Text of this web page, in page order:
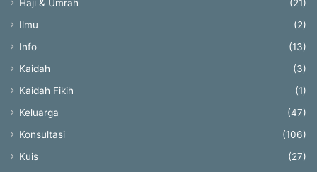
Haji & Umrah
(21)
Ilmu
(2)
Info
(13)
Kaidah
(3)
Kaidah Fikih
(1)
Keluarga
(47)
Konsultasi
(106)
Kuis
(27)